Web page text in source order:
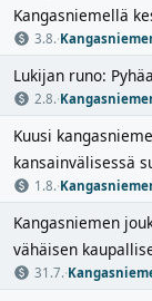
Kangasniemellä
3.8.·
Lukijan runo:
2.8.·
Kuusi
kansainvälisessä
1.8.·
Kangasniemen
vähäisen
31.7.·